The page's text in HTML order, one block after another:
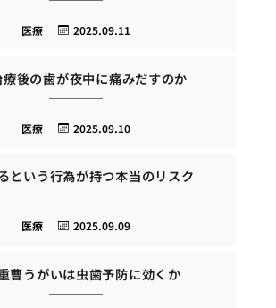
2025.09.11
医療
療後の歯が夜中に痛みだすのか
2025.09.10
医療
という行為が持つ本当のリスク
2025.09.09
医療
曹うがいは虫歯予防に効くか